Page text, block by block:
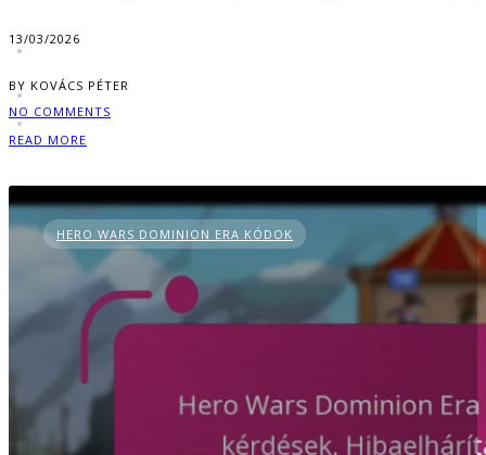
13/03/2026
BY KOVÁCS PÉTER
NO COMMENTS
READ MORE
HERO WARS DOMINION ERA KÓDOK